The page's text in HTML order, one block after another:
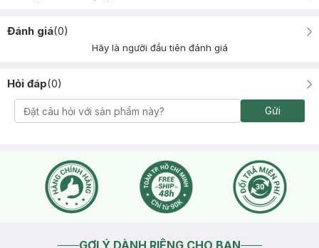
Đánh giá(0)
Hãy là người đầu tiên đánh giá
Hỏi đáp(0)
Gửi
GỢI Ý DÀNH RIÊNG CHO BẠN